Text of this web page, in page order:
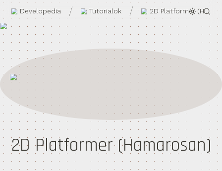
Developedia / Tutorialok /